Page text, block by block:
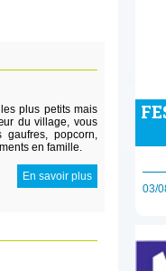
plus petits mais
du village, vous
popcorn,
en famille.
En savoir plus
03/